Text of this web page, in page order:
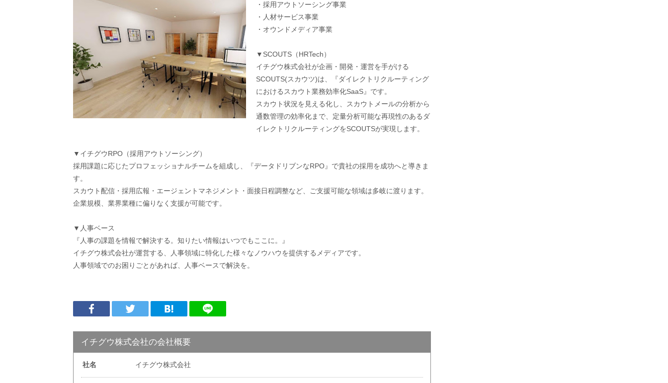
・採用アウトソーシング事業
・人材サービス事業
・オウンドメディア事業
▼SCOUTS（HRTech）
イチグウ株式会社が企画・開発・運営を手がける
SCOUTS(スカウツ)は、『ダイレクトリクルーティング
におけるスカウト業務効率化SaaS』です。
スカウト状況を見える化し、スカウトメールの分析から
通数管理の効率化まで、定量分析可能な再現性のあるダ
イレクトリクルーティングをSCOUTSが実現します。
▼イチグウRPO（採用アウトソーシング）
採用課題に応じたプロフェッショナルチームを組成し、『データドリブンなRPO』で貴社の採用を成功へと導きま
す。
スカウト配信・採用広報・エージェントマネジメント・面接日程調整など、ご支援可能な領域は多岐に渡ります。
企業規模、業界業種に偏りなく支援が可能です。
▼人事ベース
『人事の課題を情報で解決する。知りたい情報はいつでもここに。』
イチグウ株式会社が運営する、人事領域に特化した様々なノウハウを提供するメディアです。
人事領域でのお困りごとがあれば、人事ベースで解決を。
イチグウ株式会社の会社概要
社名 イチグウ株式会社